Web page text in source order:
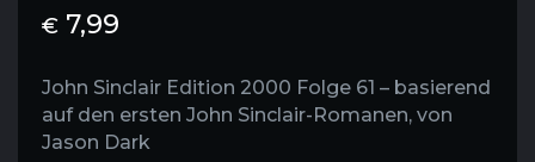
€ 7,99
John Sinclair Edition 2000 Folge 61 – basierend
auf den ersten John Sinclair-Romanen, von
Jason Dark